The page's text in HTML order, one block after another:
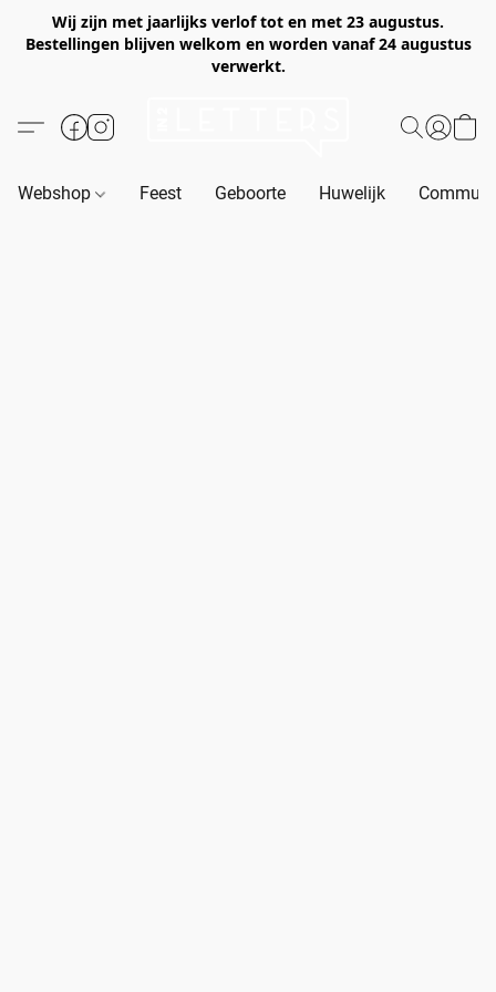
Wij zijn met jaarlijks verlof tot en met 23 augustus.
Bestellingen blijven welkom en worden vanaf 24 augustus
verwerkt.
Webshop Feest Geboorte Huwelijk